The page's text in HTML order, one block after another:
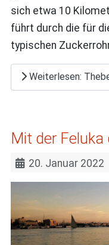
sich etwa 10
führt durch die für
typischen
Weiterlesen:
Mit der
20. Januar 2022